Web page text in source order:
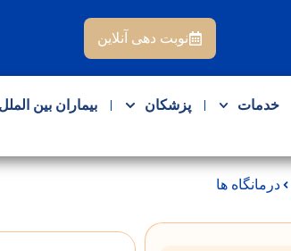
نوبت دهی آنلاین
خدمات پزشکان بیماران بین الملل IPD
درمانگاه ها